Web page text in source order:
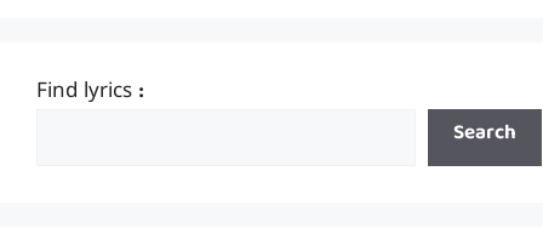
Find lyrics :
Search